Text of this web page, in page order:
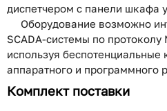
диспетчером с панели шкафа
Оборудование возможно
SCADA-системы по протоколу
используя беспотенциальные
аппаратного и программного
Комплект поставки